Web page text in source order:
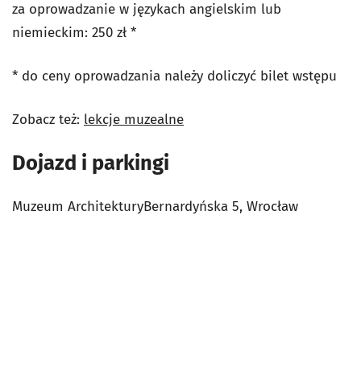
za oprowadzanie w językach angielskim lub
niemieckim: 250 zł *
* do ceny oprowadzania należy doliczyć bilet wstępu
Zobacz też: lekcje muzealne
Dojazd i parkingi
Muzeum ArchitekturyBernardyńska 5, Wrocław